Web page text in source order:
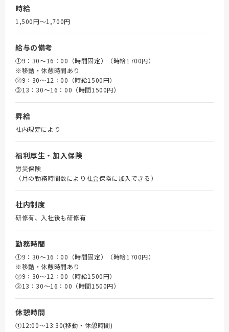
時給
1,500円〜1,700円
給与の備考
①9：30～16：00（時間固定）（時給1700円）
※移動・休憩時間あり
➁9：30～12：00（時給1500円）
③13：30～16：00（時間1500円）
昇給
社内規定により
福利厚生・加入保険
労災保険
（月の勤務時間数により社会保険に加入できる）
社内制度
研修有、入社後も研修有
勤務時間
①9：30～16：00（時間固定）（時給1700円）
※移動・休憩時間あり
➁9：30～12：00（時給1500円）
③13：30～16：00（時間1500円）
休憩時間
①12:00～13:30(移動・休憩時間)